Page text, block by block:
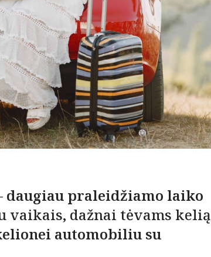
daugiau praleidžiamo laiko
vaikais, dažnai tėvams kelią
automobiliu su